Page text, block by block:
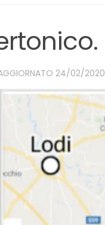
24/02/2020